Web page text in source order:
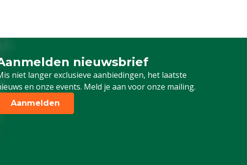
nieuwsbrief
niet langer exclusieve aanbiedingen, het laatste
en onze events. Meld je aan voor onze mailing.
je in voor onze nieuwsbrief
Aanmelden